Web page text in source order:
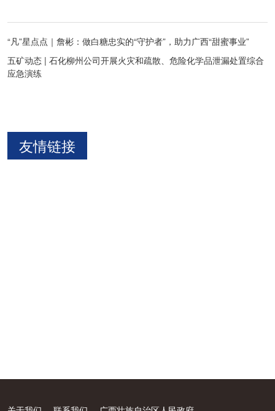
“凡”星点点｜詹彬：做白糖忠实的“守护者”，助力广西“甜蜜事业”
五矿动态 | 石化柳州公司开展火灾和疏散、危险化学品泄漏处置综合
应急演练
友情链接